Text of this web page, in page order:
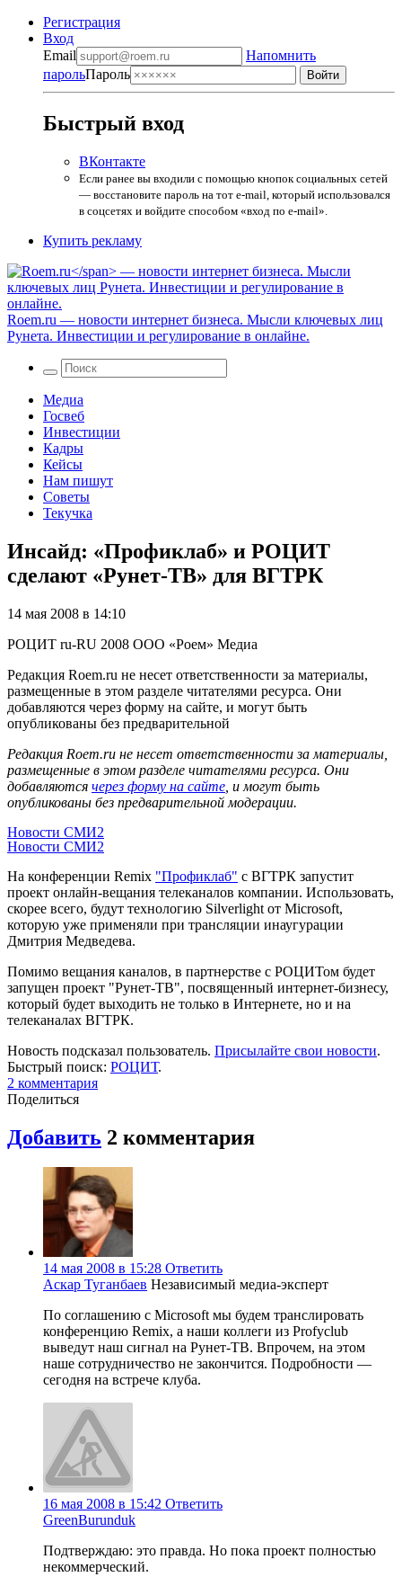
Регистрация
Вход
Email
Напомнить
парольПароль
Быстрый вход
ВКонтакте
Если ранее вы входили с помощью кнопок социальных сетей
— восстановите пароль на тот e-mail, который использовался
в соцсетях и войдите способом «вход по e-mail».
Купить рекламу
Roem.ru — новости интернет бизнеса. Мысли ключевых лиц
Рунета. Инвестиции и регулирование в онлайне.
Медиа
Госвеб
Инвестиции
Кадры
Кейсы
Нам пишут
Советы
Текучка
Инсайд: «Профиклаб» и РОЦИТ
сделают «Рунет-ТВ» для ВГТРК
14 мая 2008 в 14:10
РОЦИТ ru-RU 2008 ООО «Роем» Медиа
Редакция Roem.ru не несет ответственности за материалы,
размещенные в этом разделе читателями ресурса. Они
добавляются через форму на сайте, и могут быть
опубликованы без предварительной
Редакция Roem.ru не несет ответственности за материалы,
размещенные в этом разделе читателями ресурса. Они
добавляются через форму на сайте , и могут быть
опубликованы без предварительной модерации.
Новости СМИ2
Новости СМИ2
На конференции Remix "Профиклаб" с ВГТРК запустит
проект онлайн-вещания телеканалов компании. Использовать,
скорее всего, будут технологию Silverlight от Microsoft,
которую уже применяли при трансляции инаугурации
Дмитрия Медведева.
Помимо вещания каналов, в партнерстве с РОЦИТом будет
запущен проект "Рунет-ТВ", посвященный интернет-бизнесу,
который будет выходить не только в Интернете, но и на
телеканалах ВГТРК.
Новость подсказал пользователь. Присылайте свои новости.
Быстрый поиск: РОЦИТ.
2 комментария
Поделиться
Добавить 2 комментария
14 мая 2008 в 15:28 Ответить
Аскар Туганбаев Независимый медиа-эксперт
По соглашению с Microsoft мы будем транслировать
конференцию Remix, а наши коллеги из Profyclub
выведут наш сигнал на Рунет-ТВ. Впрочем, на этом
наше сотрудничество не закончится. Подробности —
сегодня на встрече клуба.
16 мая 2008 в 15:42 Ответить
GreenBurunduk
Подтверждаю: это правда. Но пока проект полностью
некоммерческий.